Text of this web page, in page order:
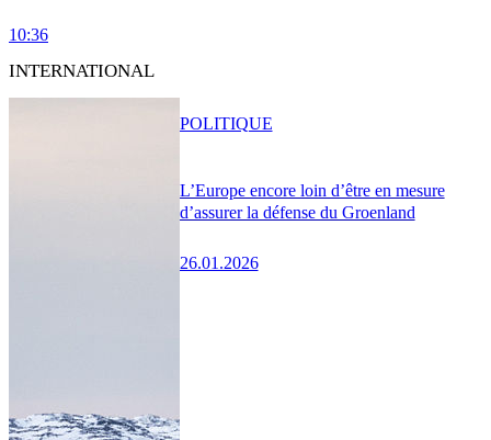
10:36
INTERNATIONAL
L’Europe encore loin d’être en mesure
d’assurer la défense du Groenland
26.01.2026
POLITIQUE